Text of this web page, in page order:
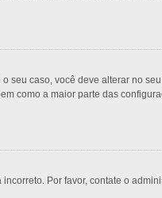
seu caso, você deve alterar no
como a maior parte das
Por favor, contate o